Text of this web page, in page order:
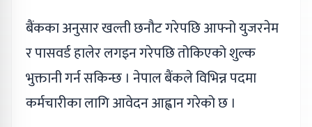
बैंकका अनुसार खल्ती छनौट गरेपछि आफ्नो युजरनेम
र पासवर्ड हालेर लगइन गरेपछि तोकिएको शुल्क
भुक्तानी गर्न सकिन्छ । नेपाल बैंकले विभिन्न पदमा
कर्मचारीका लागि आवेदन आह्वान गरेको छ ।